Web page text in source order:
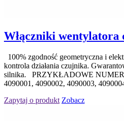
Włączniki wentylatora
100% zgodność geometryczna i
kontrola działania czujnika.
silnika. PRZYKŁADOWE
4090001, 4090002, 4090003,
Zapytaj o produkt Zobacz